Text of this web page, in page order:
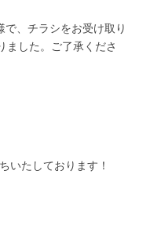
、チラシをお受け取り
ました。ご了承くださ
いたしております！